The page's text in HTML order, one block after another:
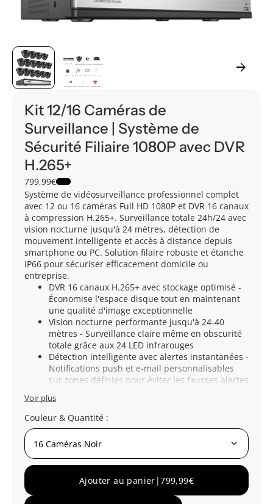
arrow_forward
Kit 12/16 Caméras de
Surveillance | Système de
Sécurité Filiaire 1080P avec DVR
H.265+
799,99€
Système de vidéosurveillance professionnel complet
avec 12 ou 16 caméras Full HD 1080P et DVR 16 canaux
à compression H.265+. Surveillance totale 24h/24 avec
vision nocturne jusqu'à 24 mètres, détection de
mouvement intelligente et accès à distance depuis
smartphone ou PC. Solution filaire robuste et étanche
IP66 pour sécuriser efficacement domicile ou
entreprise.
DVR 16 canaux H.265+ avec stockage optimisé -
Économise l'espace disque tout en maintenant
une qualité d'image exceptionnelle
Vision nocturne performante jusqu'à 24-40
mètres - Surveillance claire même en obscurité
totale grâce aux 24 LED infrarouges
Détection intelligente avec alertes instantanées -
Notifications push et e-mail personnalisables
sur zones définies pour éviter les fausses alertes
Voir plus
Couleur & Quantité :
keyboard_arrow_down
Ajouter au panier |799,99€